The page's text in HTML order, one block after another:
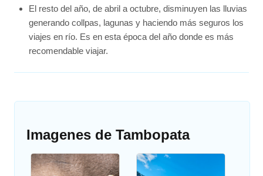
El resto del año, de abril a octubre, disminuyen las lluvias
generando collpas, lagunas y haciendo más seguros los
viajes en río. Es en esta época del año donde es más
recomendable viajar.
Imagenes de Tambopata